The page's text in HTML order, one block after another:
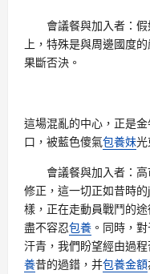
會議餐與加入者：
上，特殊是與周邊國度
果斷否決。
這場混亂的中心，正是
口，被藍色傻氣包養妹光
會議餐與加入者：
修正，這一切正如昔時
樣，正在走動員戰鬥的
盡不容忍包養 。同時，
汗青，我們盼望經由過
養昔的過錯，并包養金額